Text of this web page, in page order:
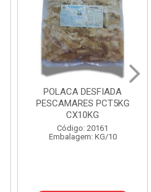
POLACA DESFIADA
PESCAMARES PCT5KG
CX10KG
Código: 20161
Embalagem: KG/10